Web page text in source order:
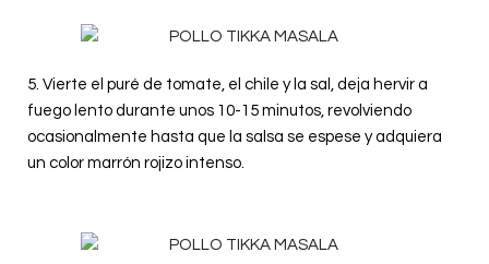
5. Vierte el puré de tomate, el chile y la sal, deja hervir a
fuego lento durante unos 10-15 minutos, revolviendo
ocasionalmente hasta que la salsa se espese y adquiera
un color marrón rojizo intenso.